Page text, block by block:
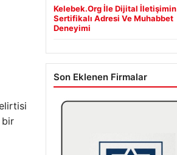
bir
Kelebek.Org İle Dijital İletişimin
Sertifikalı Adresi Ve Muhabbet
Deneyimi
Son Eklenen Firmalar